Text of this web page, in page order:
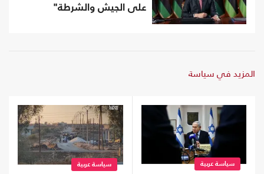
على الجيش والشرطة"
المزيد في سياسة
سياسة عربية سياسة عربية